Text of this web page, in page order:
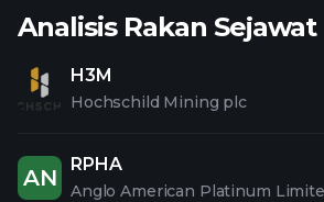
Analisis Rakan Sejawat
H3M
Hochschild Mining plc
AN
RPHA
Anglo American Platinum